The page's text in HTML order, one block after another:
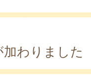
わりました